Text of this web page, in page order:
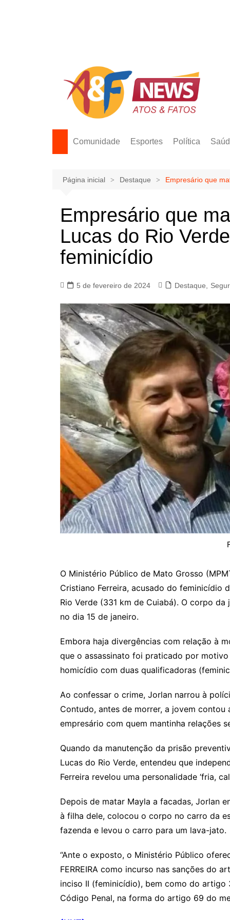
Comunidade Esportes Política
Página inicial Destaque Empresário que
Empresário que
Lucas do Rio
feminicídio
5 de fevereiro de 2024 Destaque
O Ministério Público de Mato Grosso
Cristiano Ferreira, acusado do feminicídio
Rio Verde (331 km de Cuiabá). O corpo
no dia 15 de janeiro.
Embora haja divergências com relação à
que o assassinato foi praticado por
homicídio com duas qualificadoras
Ao confessar o crime, Jorlan narrou à
Contudo, antes de morrer, a jovem
empresário com quem mantinha relações
Quando da manutenção da prisão
Lucas do Rio Verde, entendeu que
Ferreira revelou uma personalidade ‘fria,
Depois de matar Mayla a facadas, Jorlan
à filha dele, colocou o corpo no carro da
fazenda e levou o carro para um lava-jato.
“Ante o exposto, o Ministério Público
FERREIRA como incurso nas sanções do
inciso II (feminicídio), bem como do artigo
Código Penal, na forma do artigo 69 do